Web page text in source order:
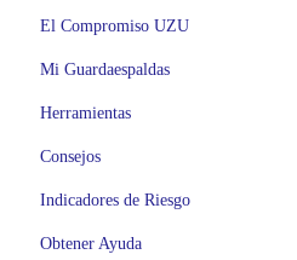
El Compromiso UZU
Mi Guardaespaldas
Herramientas
Consejos
Indicadores de Riesgo
Obtener Ayuda